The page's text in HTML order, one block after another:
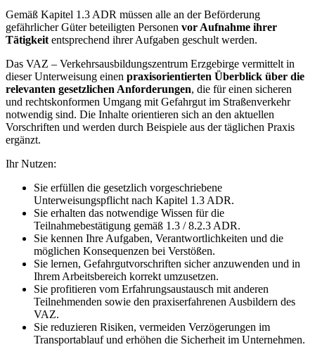
Gemäß Kapitel 1.3 ADR müssen alle an der Beförderung
gefährlicher Güter beteiligten Personen vor Aufnahme ihrer
Tätigkeit entsprechend ihrer Aufgaben geschult werden.
Das VAZ – Verkehrsausbildungszentrum Erzgebirge vermittelt in
dieser Unterweisung einen praxisorientierten Überblick über die
relevanten gesetzlichen Anforderungen, die für einen sicheren
und rechtskonformen Umgang mit Gefahrgut im Straßenverkehr
notwendig sind. Die Inhalte orientieren sich an den aktuellen
Vorschriften und werden durch Beispiele aus der täglichen Praxis
ergänzt.
Ihr Nutzen:
Sie erfüllen die gesetzlich vorgeschriebene
Unterweisungspflicht nach Kapitel 1.3 ADR.
Sie erhalten das notwendige Wissen für die
Teilnahmebestätigung gemäß 1.3 / 8.2.3 ADR.
Sie kennen Ihre Aufgaben, Verantwortlichkeiten und die
möglichen Konsequenzen bei Verstößen.
Sie lernen, Gefahrgutvorschriften sicher anzuwenden und in
Ihrem Arbeitsbereich korrekt umzusetzen.
Sie profitieren vom Erfahrungsaustausch mit anderen
Teilnehmenden sowie den praxiserfahrenen Ausbildern des
VAZ.
Sie reduzieren Risiken, vermeiden Verzögerungen im
Transportablauf und erhöhen die Sicherheit im Unternehmen.